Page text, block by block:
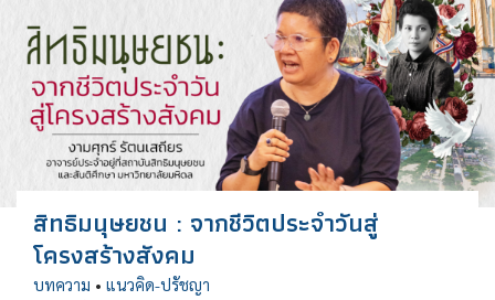
สิทธิมนุษยชน : จากชีวิตประจำวันสู่
โครงสร้างสังคม
บทความ • แนวคิด-ปรัชญา